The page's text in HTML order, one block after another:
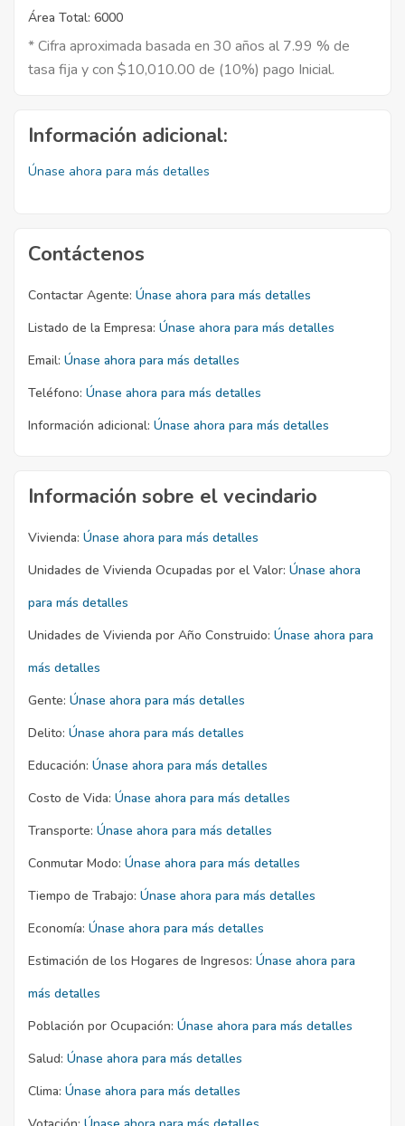
Área Total: 6000
* Cifra aproximada basada en 30 años al 7.99 % de
tasa fija y con $10,010.00 de (10%) pago Inicial.
Información adicional:
Únase ahora para más detalles
Contáctenos
Contactar Agente: Únase ahora para más detalles
Listado de la Empresa: Únase ahora para más detalles
Email: Únase ahora para más detalles
Teléfono: Únase ahora para más detalles
Información adicional: Únase ahora para más detalles
Información sobre el vecindario
Vivienda: Únase ahora para más detalles
Unidades de Vivienda Ocupadas por el Valor: Únase ahora
para más detalles
Unidades de Vivienda por Año Construido: Únase ahora para
más detalles
Gente: Únase ahora para más detalles
Delito: Únase ahora para más detalles
Educación: Únase ahora para más detalles
Costo de Vida: Únase ahora para más detalles
Transporte: Únase ahora para más detalles
Conmutar Modo: Únase ahora para más detalles
Tiempo de Trabajo: Únase ahora para más detalles
Economía: Únase ahora para más detalles
Estimación de los Hogares de Ingresos: Únase ahora para
más detalles
Población por Ocupación: Únase ahora para más detalles
Salud: Únase ahora para más detalles
Clima: Únase ahora para más detalles